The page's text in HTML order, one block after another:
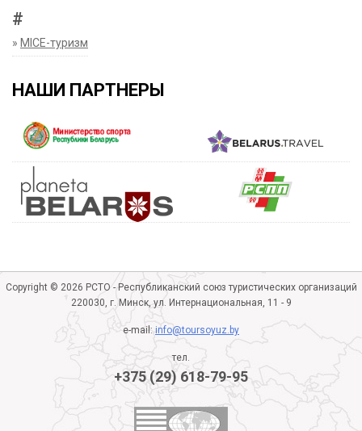
#
» MICE-туризм
НАШИ ПАРТНЕРЫ
Copyright © 2026 РСТО - Республиканский союз туристических организаций
220030, г. Минск, ул. Интернациональная, 11 - 9
e-mail:info@toursoyuz.by
тел.
+375 (29) 618-79-95